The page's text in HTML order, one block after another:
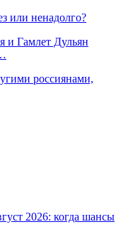
или ненадолго?
и Гамлет Дульян
россиянами,
2026: когда шансы